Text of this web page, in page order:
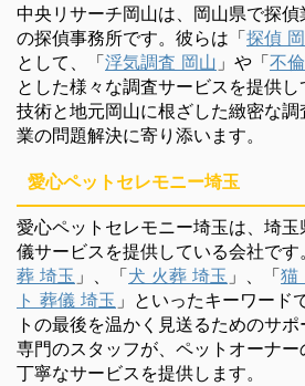
中央リサーチ岡山は、岡山県で探
の探偵事務所です。彼らは「探偵
として、「浮気調査 岡山 」や「不
とした様々な調査サービスを提供
技術と地元岡山に根ざした緻密な
業の問題解決に寄り添います。
愛心ペットセレモニー埼玉
愛心ペットセレモニー埼玉は、埼
儀サービスを提供している会社です
葬 埼玉 」、「犬 火葬 埼玉 」、「猫
ト 葬儀 埼玉 」といったキーワード
トの最後を温かく見送るためのサポ
専門のスタッフが、ペットオーナ
丁寧なサービスを提供します。